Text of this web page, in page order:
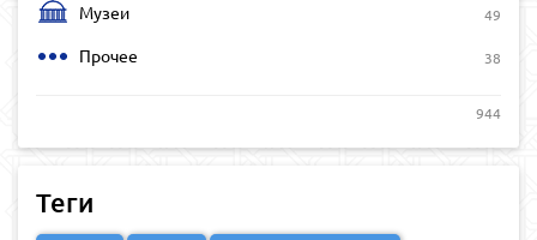
Музеи 49
Прочее 38
944
Теги